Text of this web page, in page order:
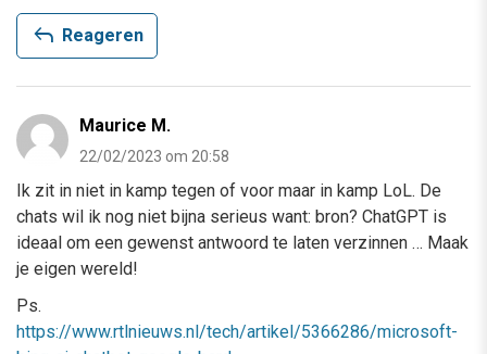
reply Reageren
Maurice M.
22/02/2023 om 20:58
Ik zit in niet in kamp tegen of voor maar in kamp LoL. De
chats wil ik nog niet bijna serieus want: bron? ChatGPT is
ideaal om een gewenst antwoord te laten verzinnen … Maak
je eigen wereld!
Ps.
https://www.rtlnieuws.nl/tech/artikel/5366286/microsoft-